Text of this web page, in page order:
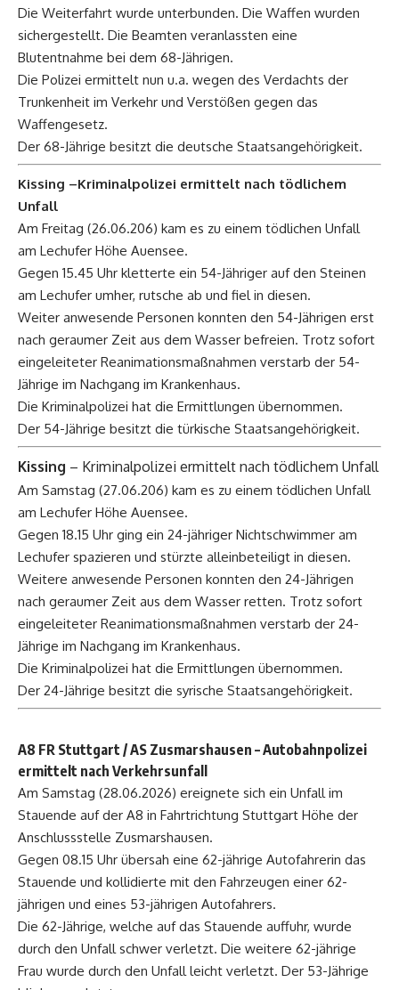
Die Weiterfahrt wurde unterbunden. Die Waffen wurden
sichergestellt. Die Beamten veranlassten eine
Blutentnahme bei dem 68-Jährigen.
Die Polizei ermittelt nun u.a. wegen des Verdachts der
Trunkenheit im Verkehr und Verstößen gegen das
Waffengesetz.
Der 68-Jährige besitzt die deutsche Staatsangehörigkeit.
Kissing –Kriminalpolizei ermittelt nach tödlichem
Unfall
Am Freitag (26.06.206) kam es zu einem tödlichen Unfall
am Lechufer Höhe Auensee.
Gegen 15.45 Uhr kletterte ein 54-Jähriger auf den Steinen
am Lechufer umher, rutsche ab und fiel in diesen.
Weiter anwesende Personen konnten den 54-Jährigen erst
nach geraumer Zeit aus dem Wasser befreien. Trotz sofort
eingeleiteter Reanimationsmaßnahmen verstarb der 54-
Jährige im Nachgang im Krankenhaus.
Die Kriminalpolizei hat die Ermittlungen übernommen.
Der 54-Jährige besitzt die türkische Staatsangehörigkeit.
Kissing – Kriminalpolizei ermittelt nach tödlichem Unfall
Am Samstag (27.06.206) kam es zu einem tödlichen Unfall
am Lechufer Höhe Auensee.
Gegen 18.15 Uhr ging ein 24-jähriger Nichtschwimmer am
Lechufer spazieren und stürzte alleinbeteiligt in diesen.
Weitere anwesende Personen konnten den 24-Jährigen
nach geraumer Zeit aus dem Wasser retten. Trotz sofort
eingeleiteter Reanimationsmaßnahmen verstarb der 24-
Jährige im Nachgang im Krankenhaus.
Die Kriminalpolizei hat die Ermittlungen übernommen.
Der 24-Jährige besitzt die syrische Staatsangehörigkeit.
A8 FR Stuttgart / AS Zusmarshausen – Autobahnpolizei
ermittelt nach Verkehrsunfall
Am Samstag (28.06.2026) ereignete sich ein Unfall im
Stauende auf der A8 in Fahrtrichtung Stuttgart Höhe der
Anschlussstelle Zusmarshausen.
Gegen 08.15 Uhr übersah eine 62-jährige Autofahrerin das
Stauende und kollidierte mit den Fahrzeugen einer 62-
jährigen und eines 53-jährigen Autofahrers.
Die 62-Jährige, welche auf das Stauende auffuhr, wurde
durch den Unfall schwer verletzt. Die weitere 62-jährige
Frau wurde durch den Unfall leicht verletzt. Der 53-Jährige